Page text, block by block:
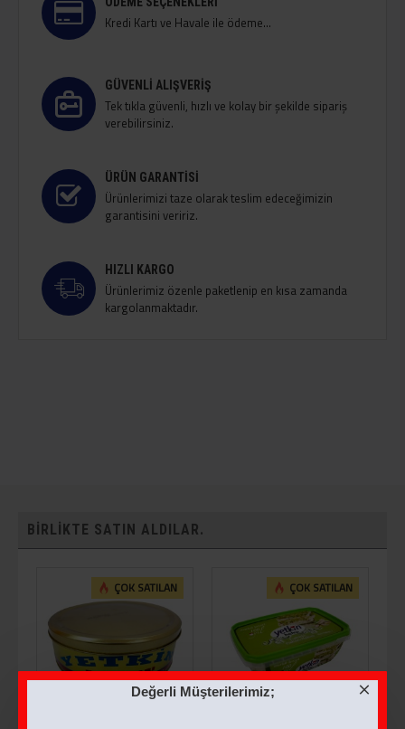
Değerli Müşterilerimiz;
Kredi Kartı ve Havale ile ödeme...
GÜVENLI ALIŞVERIŞ
Tek tıkla güvenli, hızlı ve kolay bir şekilde sipariş
verebilirsiniz.
ÜRÜN GARANTISI
Ürünlerimizi taze olarak teslim edeceğimizin
garantisini veririz.
HIZLI KARGO
Ürünlerimiz özenle paketlenip en kısa zamanda
kargolanmaktadır.
BIRLIKTE SATIN ALDILAR.
ÇOK SATILAN ÇOK SATILAN